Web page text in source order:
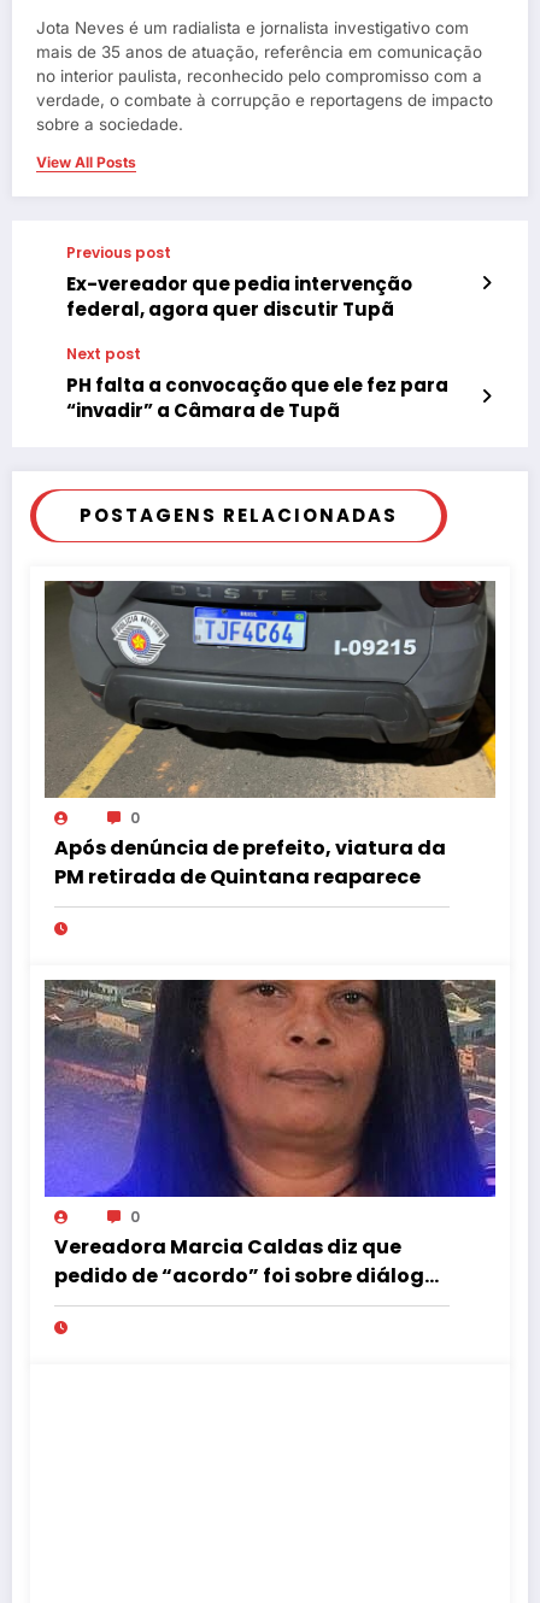
Jota Neves é um radialista e jornalista investigativo com
mais de 35 anos de atuação, referência em comunicação
no interior paulista, reconhecido pelo compromisso com a
verdade, o combate à corrupção e reportagens de impacto
sobre a sociedade.
View All Posts
Previous post
Ex-vereador que pedia intervenção
federal, agora quer discutir Tupã
Next post
PH falta a convocação que ele fez para
“invadir” a Câmara de Tupã
POSTAGENS RELACIONADAS
0
Após denúncia de prefeito, viatura da
PM retirada de Quintana reaparece
0
Vereadora Marcia Caldas diz que
pedido de “acordo” foi sobre diálogo
institucional